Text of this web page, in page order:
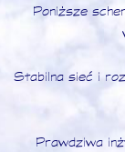
Poniższe
Stabilna sieć i
Prawdziwa